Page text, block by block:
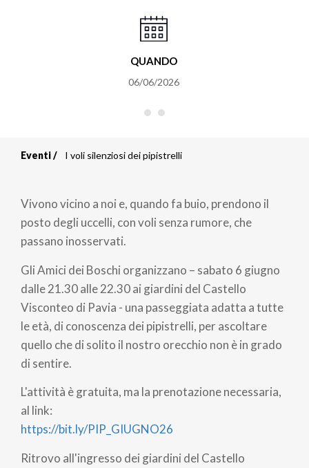
QUANDO
06/06/2026
di
pane
Eventi I voli silenziosi dei pipistrelli
Vivono vicino a noi e, quando fa buio, prendono il
posto degli uccelli, con voli senza rumore, che
passano inosservati.
Gli Amici dei Boschi organizzano – sabato 6 giugno
dalle 21.30 alle 22.30 ai giardini del Castello
Visconteo di Pavia - una passeggiata adatta a tutte
le età, di conoscenza dei pipistrelli, per ascoltare
quello che di solito il nostro orecchio non è in grado
di sentire.
L'attività è gratuita, ma la prenotazione necessaria,
al link:
https://bit.ly/PIP_GIUGNO26
Ritrovo all'ingresso dei giardini del Castello